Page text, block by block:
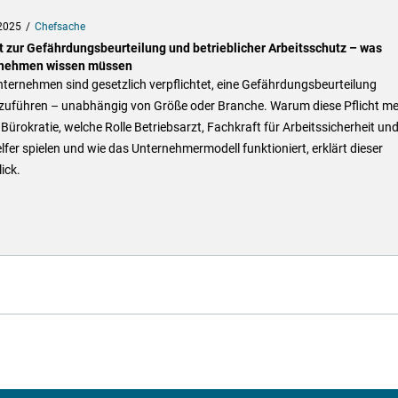
Chefsache
zur Gefährdungsbeurteilung und betrieblicher Arbeitsschutz – was
wissen müssen
sind gesetzlich verpflichtet, eine Gefährdungsbeurteilung
– unabhängig von Größe oder Branche. Warum diese Pflicht
welche Rolle Betriebsarzt, Fachkraft für Arbeitssicherheit und
spielen und wie das Unternehmermodell funktioniert, erklärt dieser